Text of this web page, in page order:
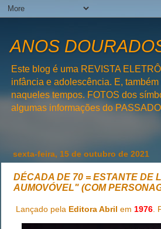
ANOS
Este blog é uma REVISTA
infância e adolescência. E,
naqueles tempos. FOTOS dos
algumas informações do
sexta-feira, 15 de outubro de 2021
DÉCADA DE 70 = ESTANTE DE
AUMOVÓVEL" (COM
Lançado pela Editora Abril em 1976.